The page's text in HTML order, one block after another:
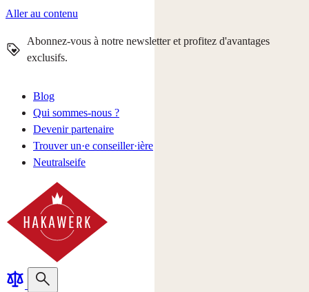
Aller au contenu
Abonnez-vous à notre newsletter et profitez d'avantages
exclusifs.
Blog
Qui sommes-nous ?
Devenir partenaire
Trouver un·e conseiller·ière
Neutralseife